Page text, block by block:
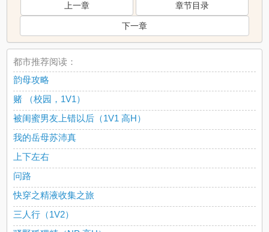
上一章 章节目录
下一章
都市推荐阅读：
韵母攻略
赌 （校园，1V1）
被闺蜜男友上错以后（1V1 高H）
我的岳母苏沛真
上下左右
问路
快穿之精液收集之旅
三人行（1V2）